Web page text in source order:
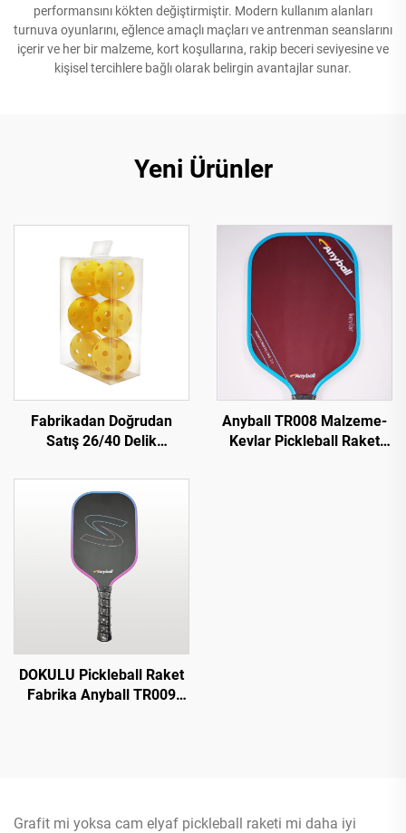
performansını kökten değiştirmiştir. Modern kullanım alanları
turnuva oyunlarını, eğlence amaçlı maçları ve antrenman seanslarını
içerir ve her bir malzeme, kort koşullarına, rakip beceri seviyesine ve
kişisel tercihlere bağlı olarak belirgin avantajlar sunar.
Yeni Ürünler
Fabrikadan Doğrudan
Satış 26/40 Delik
Topları PE Malzeme
Pickleball Topları
Anyball TR008 Malzeme-
Kevlar Pickleball Raket
DOKULU Pickleball Raket
Fabrika Anyball TR009
Grafit mi yoksa cam elyaf pickleball raketi mi daha iyi